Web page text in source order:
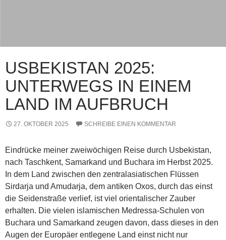
USBEKISTAN 2025:
UNTERWEGS IN EINEM
LAND IM AUFBRUCH
27. OKTOBER 2025 SCHREIBE EINEN KOMMENTAR
Eindrücke meiner zweiwöchigen Reise durch Usbekistan,
nach Taschkent, Samarkand und Buchara im Herbst 2025.
In dem Land zwischen den zentralasiatischen Flüssen
Sirdarja und Amudarja, dem antiken Oxos, durch das einst
die Seidenstraße verlief, ist viel orientalischer Zauber
erhalten. Die vielen islamischen Medressa-Schulen von
Buchara und Samarkand zeugen davon, dass dieses in den
Augen der Europäer entlegene Land einst nicht nur